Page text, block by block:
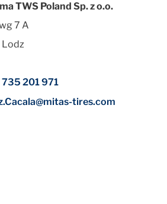
TWS Poland Sp. z o.o.
7 A
735 201 971
tires.com